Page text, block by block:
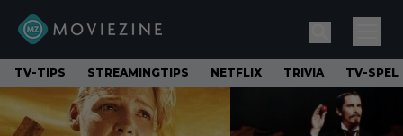
TV-TIPS STREAMINGTIPS NETFLIX TRIVIA TV-SPEL